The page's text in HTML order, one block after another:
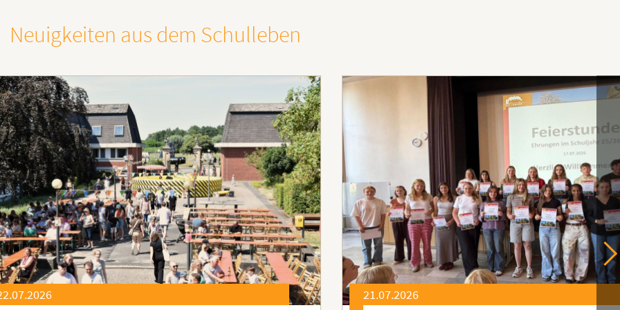
Neuigkeiten aus dem Schulleben
21.07.2026 21.07.2026